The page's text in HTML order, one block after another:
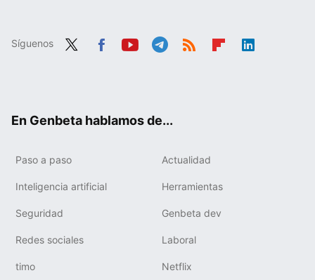
Síguenos
En Genbeta hablamos de...
Paso a paso Actualidad
Inteligencia artificial Herramientas
Seguridad Genbeta dev
Redes sociales Laboral
timo Netflix